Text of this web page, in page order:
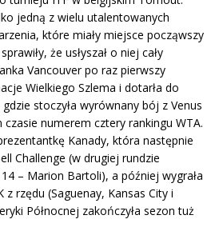
jedną z wielu utalentowanych
które miały miejsce począwszy
że usłyszał o niej cały
Vancouver po raz pierwszy
Wielkiego Szlema i dotarła do
stoczyła wyrównany bój z Venus
numerem cztery rankingu WTA.
Kanady, która następnie
Challenge (w drugiej rundzie
– Marion Bartoli), a później wygrała
rzędu (Saguenay, Kansas City i
Północnej zakończyła sezon tuż